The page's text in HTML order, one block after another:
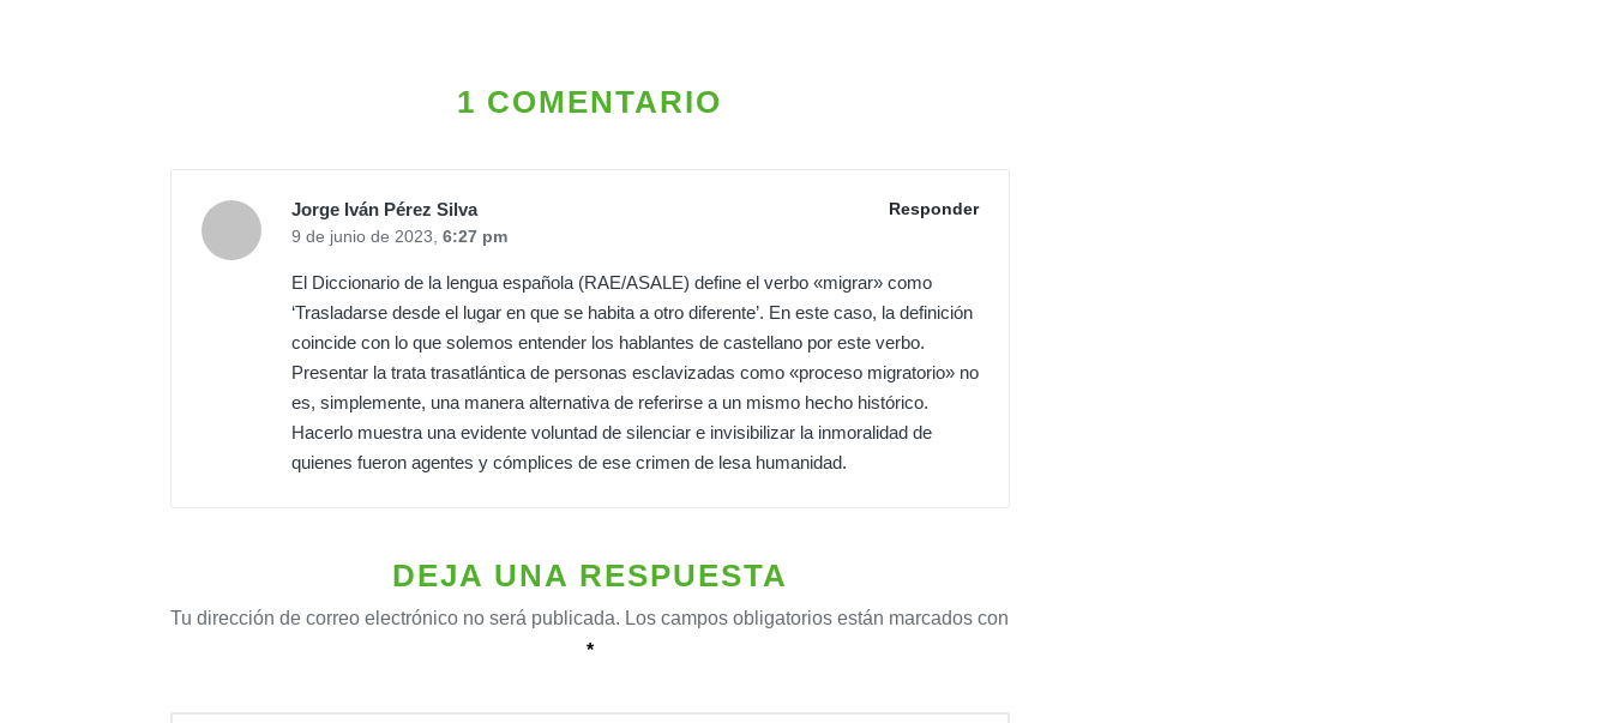
1 COMENTARIO
Jorge Iván Pérez Silva
Responder
9 de junio de 2023, 6:27 pm
El Diccionario de la lengua española (RAE/ASALE) define el verbo «migrar» como
‘Trasladarse desde el lugar en que se habita a otro diferente’. En este caso, la definición
coincide con lo que solemos entender los hablantes de castellano por este verbo.
Presentar la trata trasatlántica de personas esclavizadas como «proceso migratorio» no
es, simplemente, una manera alternativa de referirse a un mismo hecho histórico.
Hacerlo muestra una evidente voluntad de silenciar e invisibilizar la inmoralidad de
quienes fueron agentes y cómplices de ese crimen de lesa humanidad.
DEJA UNA RESPUESTA
Tu dirección de correo electrónico no será publicada. Los campos obligatorios están marcados con
*